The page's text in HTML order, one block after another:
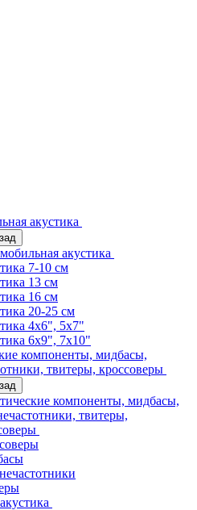
акустика
акустика
7-10 см
13 см
16 см
20-25 см
4х6", 5х7"
6х9", 7х10"
компоненты, мидбасы,
твитеры, кроссоверы
компоненты, мидбасы,
твитеры,